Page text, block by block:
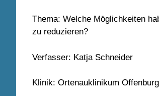
Thema: Welche Möglichkeiten
zu reduzieren?
Verfasser: Katja Schneider
Klinik: Ortenauklinikum Offenburg